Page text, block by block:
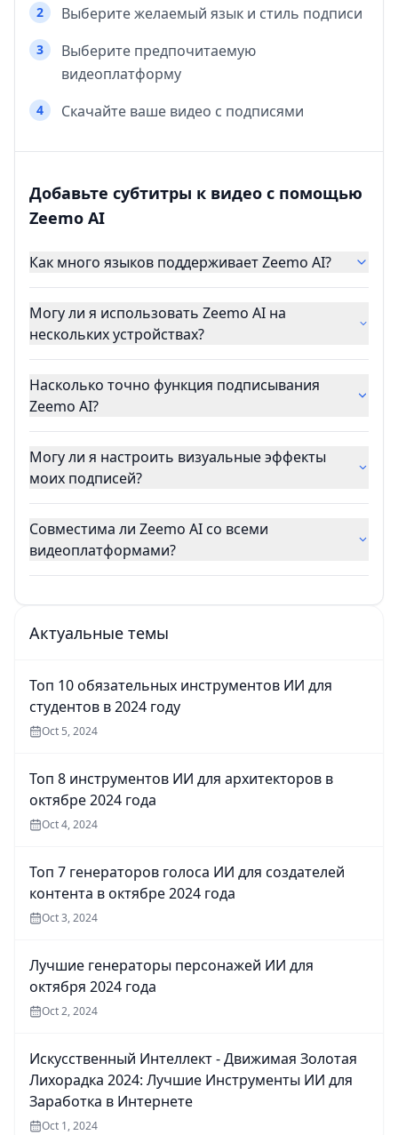
2 Выберите желаемый язык и стиль подписи
3
Выберите предпочитаемую
видеоплатформу
4 Скачайте ваше видео с подписями
Добавьте субтитры к видео с помощью
Zeemo AI
Как много языков поддерживает Zeemo AI?
Могу ли я использовать Zeemo AI на
нескольких устройствах?
Насколько точно функция подписывания
Zeemo AI?
Могу ли я настроить визуальные эффекты
моих подписей?
Совместима ли Zeemo AI со всеми
видеоплатформами?
Актуальные темы
Топ 10 обязательных инструментов ИИ для
студентов в 2024 году
Oct 5, 2024
Топ 8 инструментов ИИ для архитекторов в
октябре 2024 года
Oct 4, 2024
Топ 7 генераторов голоса ИИ для создателей
контента в октябре 2024 года
Oct 3, 2024
Лучшие генераторы персонажей ИИ для
октября 2024 года
Oct 2, 2024
Искусственный Интеллект - Движимая Золотая
Лихорадка 2024: Лучшие Инструменты ИИ для
Заработка в Интернете
Oct 1, 2024